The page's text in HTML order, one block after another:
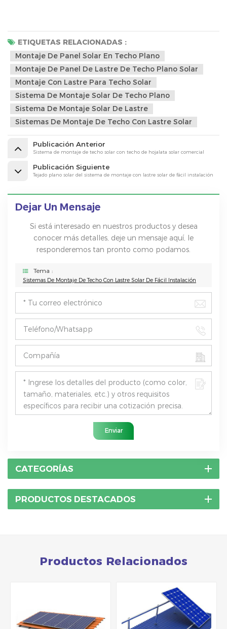
ETIQUETAS RELACIONADAS :
Montaje De Panel Solar En Techo Plano
Montaje De Panel De Lastre De Techo Plano Solar
Montaje Con Lastre Para Techo Solar
Sistema De Montaje Solar De Techo Plano
Sistema De Montaje Solar De Lastre
Sistemas De Montaje De Techo Con Lastre Solar
Publicación Anterior
Sistema de montaje de techo solar con techo de hojalata solar comercial
Publicación Siguiente
Tejado plano solar del sistema de montaje con lastre solar de fácil instalación
Dejar Un Mensaje
Si está interesado en nuestros productos y desea
conocer más detalles, deje un mensaje aquí, le
responderemos tan pronto como podamos.
Tema :
Sistemas De Montaje De Techo Con Lastre Solar De Fácil Instalación
Enviar
CATEGORÍAS
PRODUCTOS DESTACADOS
Productos Relacionados